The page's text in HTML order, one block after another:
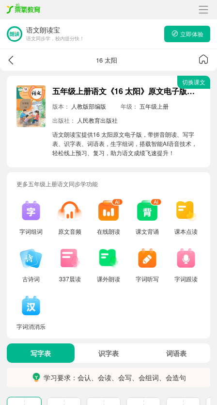
语文朗读宝
语文同步学，校内提分快！
立即体验
16 太阳
五年级上册语文《16 太阳》原文电子版带拼音朗读音频
版本： 人教版部编版 年级： 五年级上册
出版社：
人民教育出版社
语文朗读宝提供16 太阳原文电子版，带拼音朗读、写字
表、识字表、词语表，生字组词，搭载智能AI语音技术，
轻松线上预习、复习，助力语文成绩飞速提升！
切换课文
更多五年级上册语文同步学功能
字词组词 原文音频 在线朗读 课文背诵 课本点读
古诗词 337晨读 课外朗读 字词听写 字词跟读
字词消消乐
写字表 识字表 词语表
学习要求：会认、会读、会写、会组词、会造句